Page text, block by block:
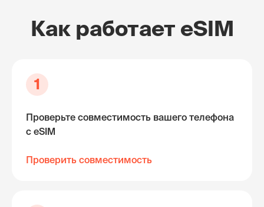
Как работает eSIM
1
Проверьте совместимость вашего телефона
с eSIM
Проверить совместимость